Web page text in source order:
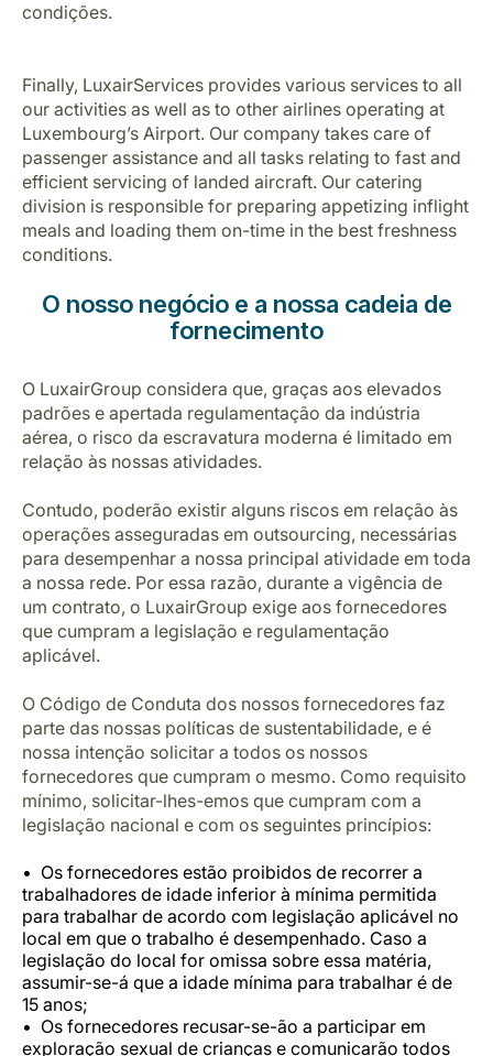
condições.
Finally, LuxairServices provides various services to all
our activities as well as to other airlines operating at
Luxembourg’s Airport. Our company takes care of
passenger assistance and all tasks relating to fast and
efficient servicing of landed aircraft. Our catering
division is responsible for preparing appetizing inflight
meals and loading them on-time in the best freshness
conditions.
O nosso negócio e a nossa cadeia de
fornecimento
O LuxairGroup considera que, graças aos elevados
padrões e apertada regulamentação da indústria
aérea, o risco da escravatura moderna é limitado em
relação às nossas atividades.
Contudo, poderão existir alguns riscos em relação às
operações asseguradas em outsourcing, necessárias
para desempenhar a nossa principal atividade em toda
a nossa rede. Por essa razão, durante a vigência de
um contrato, o LuxairGroup exige aos fornecedores
que cumpram a legislação e regulamentação
aplicável.
O Código de Conduta dos nossos fornecedores faz
parte das nossas políticas de sustentabilidade, e é
nossa intenção solicitar a todos os nossos
fornecedores que cumpram o mesmo. Como requisito
mínimo, solicitar-lhes-emos que cumpram com a
legislação nacional e com os seguintes princípios:
Os fornecedores estão proibidos de recorrer a
trabalhadores de idade inferior à mínima permitida
para trabalhar de acordo com legislação aplicável no
local em que o trabalho é desempenhado. Caso a
legislação do local for omissa sobre essa matéria,
assumir-se-á que a idade mínima para trabalhar é de
15 anos;
Os fornecedores recusar-se-ão a participar em
exploração sexual de crianças e comunicarão todos